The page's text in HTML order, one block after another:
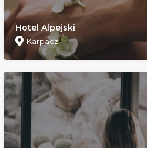
Hotel Alpejski
Karpacz